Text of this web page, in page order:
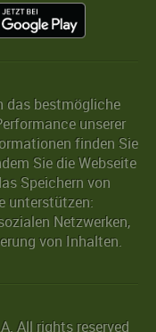
das bestmögliche
unserer
finden Sie
Sie die Webseite
Speichern von
unterstützen:
Netzwerken,
von Inhalten.
All rights reserved